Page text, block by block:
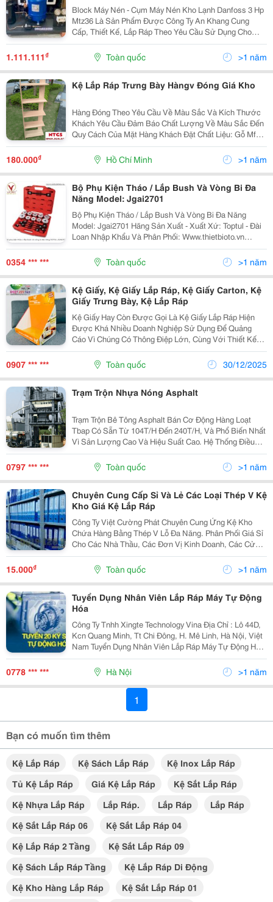
Block Máy Nén - Cụm Máy Nén Kho Lạnh Danfoss 3 Hp
Mtz36 Là Sản Phẩm Được Công Ty An Khang Cung
Cấp, Thiết Kế, Lắp Ráp Theo Yêu Cầu Sử Dụng Cho
Kho Lạnh Của Khách Hàng. Cụm Máy Nén , Máy Nén
Lạnh Được Ứng Dụng Cho Nhiệt Độ Âm Sâu Tận 25 Độ
C Với Dòng...
1.111.111₫ Toàn quốc >1 năm
Kệ Lắp Ráp Trưng Bày Hàngv Đóng Giá Kho
Hàng Đóng Theo Yêu Cầu Về Màu Sắc Và Kích Thước
Khách Yêu Cầu Đảm Báo Chất Lượng Về Màu Sắc Đến
Quy Cách Của Mặt Hàng Khách Đặt Chất Liệu: Gỗ Mfc
Kích Thước:lliên Hệ * Hàng Đóng Mới Tại Kho, Giá Rẻ
Bảo Hành 12 Tháng Quan Tâm Call/Ib Em Ạ ...
180.000₫ Hồ Chí Minh >1 năm
Bộ Phụ Kiện Tháo / Lắp Bush Và Vòng Bi Đa
Năng Model: Jgai2701
Bộ Phụ Kiện Tháo / Lắp Bush Và Vòng Bi Đa Năng
Model: Jgai2701 Hãng Sản Xuất - Xuất Xứ: Toptul - Đài
Loan Nhập Khẩu Và Phân Phối: Www.thietbioto.vn
Thông Số Kỹ Thuật: Được Thiết Kế Để Lắp Ráp Và
Tháo Rời Ổ Trục Lý Tưởng Để Chiết Xuất Và Lắp Các
0354 *** *** Toàn quốc >1 năm
Kệ Giấy, Kệ Giấy Lắp Ráp, Kệ Giấy Carton, Kệ
Giấy Trưng Bày, Kệ Lắp Ráp
Kệ Giấy Hay Còn Được Gọi Là Kệ Giấy Lắp Ráp Hiện
Được Khá Nhiều Doanh Nghiệp Sử Dụng Để Quảng
Cáo Vì Chúng Có Thông Điệp Lớn, Cùng Với Thiết Kế
Nhỏ Gọn Kệ Giấy Lắp Ráp Đầy Sáng Tạo, Việc Sử Dụng
Kệ Giấy Lắp Ráp Đang Được Sử Dụng Khá Rộng Rãi
Trên Thị...
0907 *** *** Toàn quốc 30/12/2025
Trạm Trộn Nhựa Nóng Asphalt
Trạm Trộn Bê Tông Asphalt Bán Cơ Động Hàng Loạt
Tbap Có Sẵn Từ 104T/H Đến 240T/H, Và Phổ Biến Nhất
Vì Sản Lượng Cao Và Hiệu Suất Cao. Hệ Thống Điều
Khiển Và Hiển Thị Cân Theo Cấu Trúc: Pc + Plc +
Ktp600 Hệ Thống Điều Khiển Được Thiết Kế Lắp Ráp...
0797 *** *** Toàn quốc >1 năm
Chuyên Cung Cấp Sỉ Và Lẻ Các Loại Thép V Kệ
Kho Giá Kệ Lắp Ráp
Công Ty Việt Cường Phát Chuyên Cung Ứng Kệ Kho
Chứa Hàng Bằng Thép V Lỗ Đa Năng. Phân Phối Giá Sỉ
Cho Các Nhà Thầu, Các Đơn Vị Kinh Doanh, Các Cửa
Hàng Buôn Bán. Thép V Lỗ Và Mâm Tôn Sơn Tĩnh Điện
Màu Xám Ghi, Màu Trắng, Màu Kem. Thép V3X3,...
15.000₫ Toàn quốc >1 năm
Tuyển Dụng Nhân Viên Lắp Ráp Máy Tự Động
Hóa
Công Ty Tnhh Xingte Technology Vina Địa Chỉ : Lô 44D,
Kcn Quang Minh, Tt Chi Đông, H. Mê Linh, Hà Nội, Việt
Nam Tuyển Dụng Nhân Viên Lắp Ráp Máy Tự Động Hóa
: 20 Mô Tả Công Việc : - Nhận Bản Vẽ Lắp Ráp Từ Kĩ
Sư Thiết Kể Để Lắp Ráp Máy Tự Động Hoá Jig...
0778 *** *** Hà Nội >1 năm
1
Bạn có muốn tìm thêm
Kệ Lắp Ráp Kệ Sách Lắp Ráp
Kệ Inox Lắp Ráp
Tủ Kệ Lắp Ráp
Giá Kệ Lắp Ráp
Kệ Sắt Lắp Ráp
Kệ Nhựa Lắp Ráp
Lắp Ráp. Lắp Ráp
Lắp Ráp
Kệ Sắt Lắp Ráp 06
Kệ Sắt Lắp Ráp 04
Kệ Lắp Ráp 2 Tầng
Kệ Sắt Lắp Ráp 09
Kệ Sách Lắp Ráp Tầng
Kệ Lắp Ráp Di Động
Kệ Kho Hàng Lắp Ráp
Kệ Sắt Lắp Ráp 01